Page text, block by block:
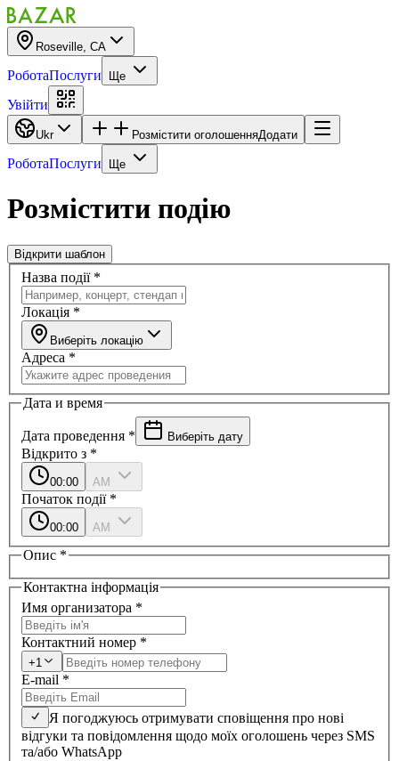
Roseville, CA
РоботаПослуги Ще
Увійти
Ukr Розмістити оголошенняДодати
РоботаПослуги Ще
Розмістити подію
Відкрити шаблон
Назва події *
Локація *
Виберіть локацію
Адреса *
Дата и время
Дата проведення * Виберіть дату
Відкрито з *
00:00 AM
Початок події *
00:00 AM
Опис *
Контактна інформація
Имя организатора *
Контактний номер *
+1
E-mail *
Я погоджуюсь отримувати сповіщення про нові
відгуки та повідомлення щодо моїх оголошень через SMS
та/або WhatsApp